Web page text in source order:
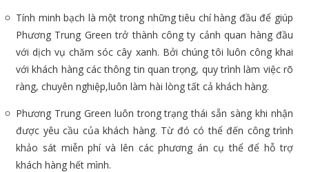
Tính minh bạch là một trong những tiêu chí hàng đầu để giúp
Phương Trung Green trở thành công ty cảnh quan hàng đầu
với dịch vụ chăm sóc cây xanh. Bởi chúng tôi luôn công khai
với khách hàng các thông tin quan trọng, quy trình làm việc rõ
ràng, chuyên nghiệp,luôn làm hài lòng tất cả khách hàng.
Phương Trung Green luôn trong trạng thái sẵn sàng khi nhận
được yêu cầu của khách hàng. Từ đó có thể đến công trình
khảo sát miễn phí và lên các phương án cụ thể để hỗ trợ
khách hàng hết mình.